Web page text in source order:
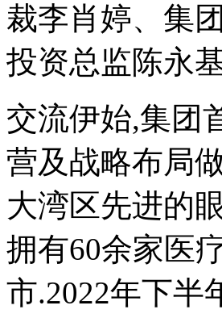
裁李肖婷、集
投资总监陈永
交流伊始,集团
营及战略布局
大湾区先进的
拥有60余家医
市.2022年下半